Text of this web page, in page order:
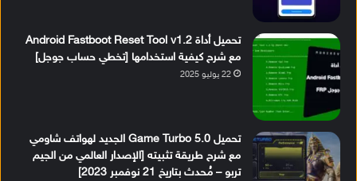
تحميل أداة Android Fastboot Reset Tool v1.2
مع شرح كيفية استخدامها [تخطي حساب جوجل]
22 يوليو 2025
تحميل Game Turbo 5.0 الجديد لهواتف شاومي
مع شرح طريقة تثبيته [الإصدار العالمي من الجيم
تربو – مُحدث بتاريخ 21 نوفمبر 2023]